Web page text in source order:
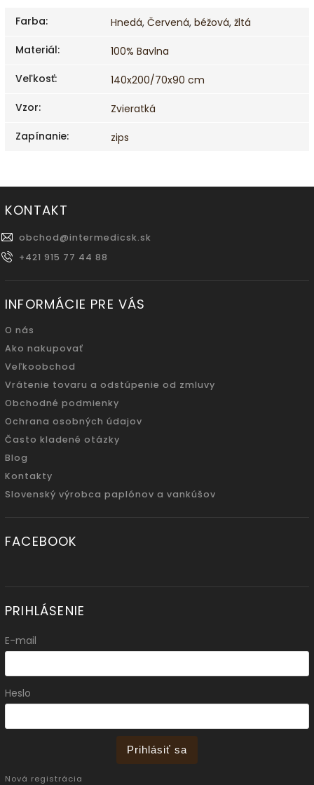
Farba: Hnedá, Červená, béžová, žltá
Materiál:
100% Bavlna
Veľkosť:
140x200/70x90 cm
Vzor:
Zvieratká
Zapínanie: zips
KONTAKT
obchod@intermedicsk.sk
+421 915 77 44 88
INFORMÁCIE PRE VÁS
O nás
Ako nakupovať
Veľkoobchod
Vrátenie tovaru a odstúpenie od zmluvy
Obchodné podmienky
Ochrana osobných údajov
Často kladené otázky
Blog
Kontakty
Slovenský výrobca paplónov a vankúšov
FACEBOOK
PRIHLÁSENIE
E-mail
Heslo
Prihlásiť sa
Nová registrácia